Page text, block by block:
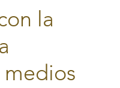
la
medios